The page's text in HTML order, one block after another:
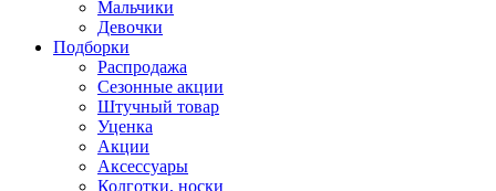
Мальчики
Девочки
Подборки
Распродажа
Сезонные акции
Штучный товар
Уценка
Акции
Аксессуары
Колготки, носки